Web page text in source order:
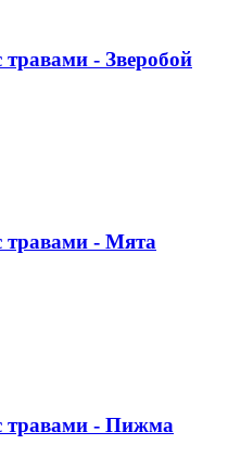
- Зверобой
травами - Мята
травами - Пижма